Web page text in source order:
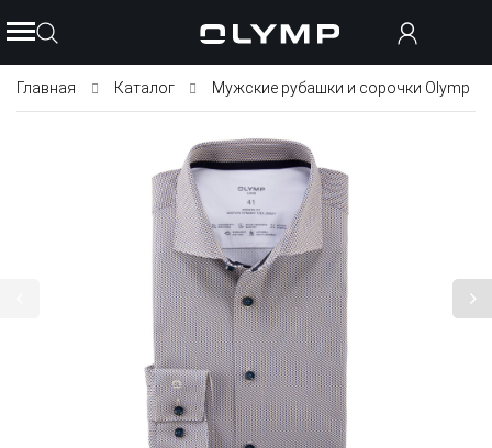
Главная Каталог Мужские рубашки и сорочки Olymp